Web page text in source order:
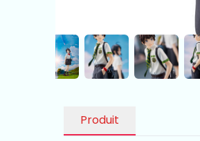
Produit